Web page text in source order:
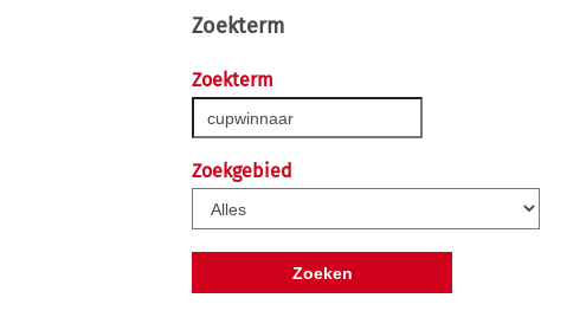
Zoekterm
Zoekterm
Zoekgebied